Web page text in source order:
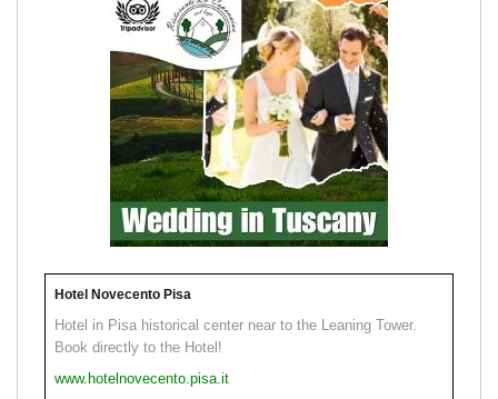
Hotel Novecento Pisa
Hotel in Pisa historical center near to the Leaning Tower.
Book directly to the Hotel!
www.hotelnovecento.pisa.it